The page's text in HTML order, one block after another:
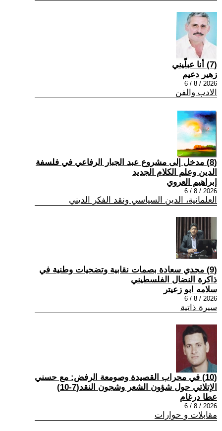
(7) أنا عبلّيني
زهير دعيم
2026 / 8 / 6
الادب والفن
(8) مدخل إلى مشروع عبد الجبار الرفاعي في فلسفة
الدين وعلم الكلام الجديد
إبراهيم العروي
2026 / 8 / 6
العلمانية، الدين السياسي ونقد الفكر الديني
(9) مجدي سعادة بصمات نقابية وتضحيات وطنية في
ذاكرة النضال الفلسطيني
سلامه ابو زعيتر
2026 / 8 / 6
سيرة ذاتية
(10) في محراب القصيدة وصومعة الرفض: مع حسني
الإتلاتي حول شؤون الشعر وشجون النقد(7-10)
عطا درغام
2026 / 8 / 6
مقابلات و حوارات